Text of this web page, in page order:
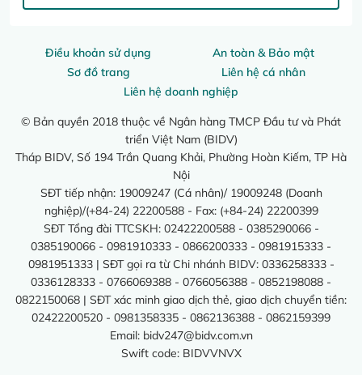
Điều khoản sử dụng
An toàn & Bảo mật
Sơ đồ trang
Liên hệ cá nhân
Liên hệ doanh nghiệp
© Bản quyền 2018 thuộc về Ngân hàng TMCP Đầu tư và Phát
triển Việt Nam (BIDV)
Tháp BIDV, Số 194 Trần Quang Khải, Phường Hoàn Kiếm, TP Hà
Nội
SĐT tiếp nhận: 19009247 (Cá nhân)/ 19009248 (Doanh
nghiệp)/(+84-24) 22200588 - Fax: (+84-24) 22200399
SĐT Tổng đài TTCSKH: 02422200588 - 0385290066 -
0385190066 - 0981910333 - 0866200333 - 0981915333 -
0981951333 | SĐT gọi ra từ Chi nhánh BIDV: 0336258333 -
0336128333 - 0766069388 - 0766056388 - 0852198088 -
0822150068 | SĐT xác minh giao dịch thẻ, giao dịch chuyển tiền:
02422200520 - 0981358335 - 0862136388 - 0862159399
Email: bidv247@bidv.com.vn
Swift code: BIDVVNVX